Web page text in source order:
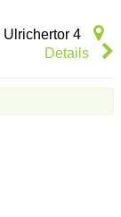
Ulrichertor 4
Details